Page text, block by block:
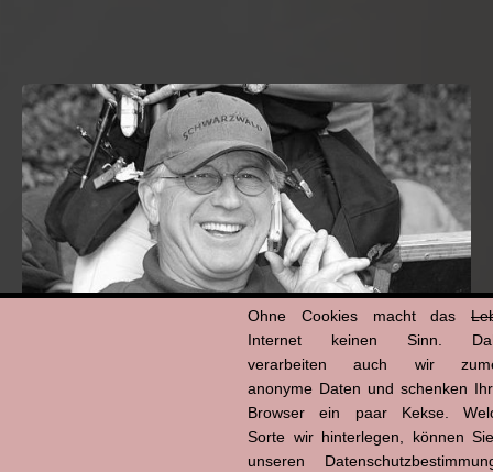
Ohne Cookies macht das
Internet keinen Sinn.
verarbeiten auch wir
anonyme Daten und schenken
Browser ein paar Kekse.
Sorte wir hinterlegen, können
unseren